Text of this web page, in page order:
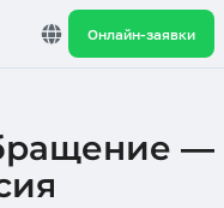
Онлайн-заявки
—